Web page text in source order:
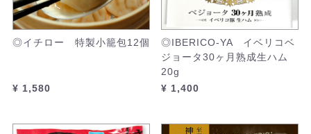
◎イチロー 特製小籠包12個
¥ 1,580
◎IBERICO-YA イベリコベ
ジョータ30ヶ月熟成生ハム
20g
¥ 1,400